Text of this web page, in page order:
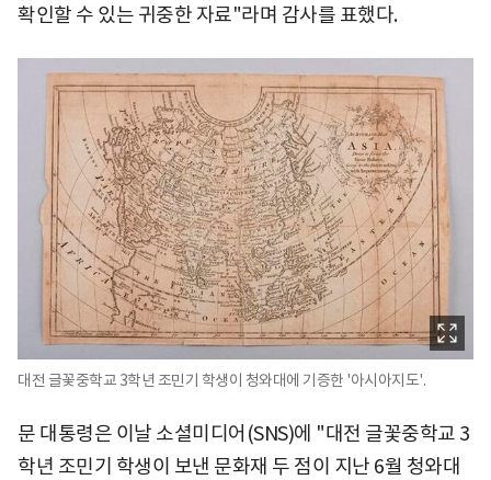
확인할 수 있는 귀중한 자료"라며 감사를 표했다.
대전 글꽃중학교 3학년 조민기 학생이 청와대에 기증한 '아시아지도'.
문 대통령은 이날 소셜미디어(SNS)에 "대전 글꽃중학교 3
학년 조민기 학생이 보낸 문화재 두 점이 지난 6월 청와대